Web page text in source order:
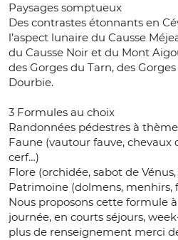
Paysages somptueux
Des contrastes étonnants en
l’aspect lunaire du Causse
du Causse Noir et du Mont
des Gorges du Tarn, des
Dourbie.
3 Formules au choix
Randonnées pédestres à thème
Faune (vautour fauve, chevaux
cerf…)
Flore (orchidée, sabot de
Patrimoine (dolmens, menhirs,
Nous proposons cette formule
journée, en courts séjours,
plus de renseignement merci